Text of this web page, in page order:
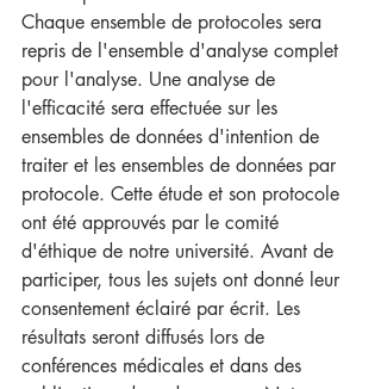
Chaque ensemble de protocoles sera
repris de l'ensemble d'analyse complet
pour l'analyse. Une analyse de
l'efficacité sera effectuée sur les
ensembles de données d'intention de
traiter et les ensembles de données par
protocole. Cette étude et son protocole
ont été approuvés par le comité
d'éthique de notre université. Avant de
participer, tous les sujets ont donné leur
consentement éclairé par écrit. Les
résultats seront diffusés lors de
conférences médicales et dans des